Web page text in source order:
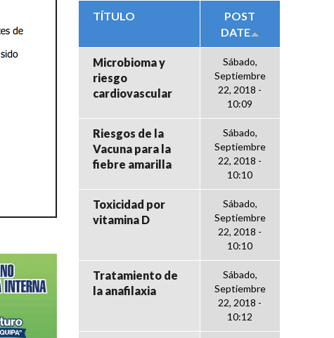
TÍTULO
POST
DATE
Microbioma y
riesgo
cardiovascular
Sábado,
Septiembre
22, 2018 -
10:09
Riesgos de la
Vacuna para la
fiebre amarilla
Sábado,
Septiembre
22, 2018 -
10:10
Toxicidad por
vitamina D
Sábado,
Septiembre
22, 2018 -
10:10
Tratamiento de
la anafilaxia
Sábado,
Septiembre
22, 2018 -
10:12